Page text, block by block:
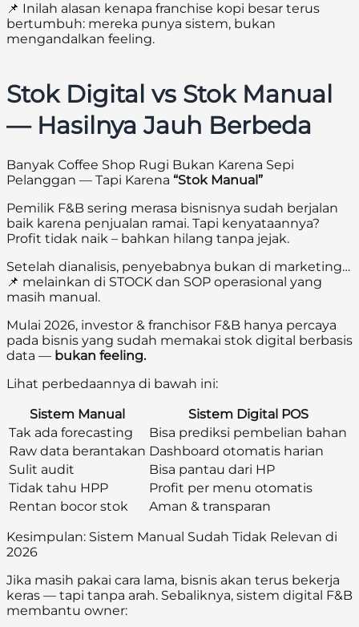
📌 Inilah alasan kenapa franchise kopi besar terus
bertumbuh: mereka punya sistem, bukan
mengandalkan feeling.
Stok Digital vs Stok Manual
— Hasilnya Jauh Berbeda
Banyak Coffee Shop Rugi Bukan Karena Sepi
Pelanggan — Tapi Karena “Stok Manual”
Pemilik F&B sering merasa bisnisnya sudah berjalan
baik karena penjualan ramai. Tapi kenyataannya?
Profit tidak naik – bahkan hilang tanpa jejak.
Setelah dianalisis, penyebabnya bukan di marketing…
📌 melainkan di STOCK dan SOP operasional yang
masih manual.
Mulai 2026, investor & franchisor F&B hanya percaya
pada bisnis yang sudah memakai stok digital berbasis
data — bukan feeling.
Lihat perbedaannya di bawah ini:
Sistem Manual
Sistem Digital POS
Tak ada forecasting
Bisa prediksi pembelian bahan
Raw data berantakan Dashboard otomatis harian
Sulit audit
Bisa pantau dari HP
Tidak tahu HPP
Profit per menu otomatis
Rentan bocor stok
Aman & transparan
Kesimpulan: Sistem Manual Sudah Tidak Relevan di
2026
Jika masih pakai cara lama, bisnis akan terus bekerja
keras — tapi tanpa arah. Sebaliknya, sistem digital F&B
membantu owner: